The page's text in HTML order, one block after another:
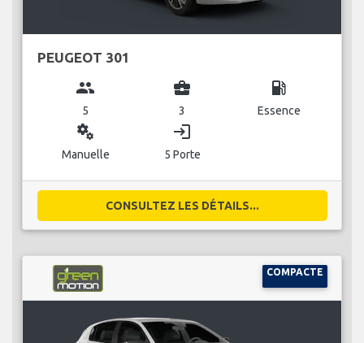
PEUGEOT 301
group
5
business_center
3
local_gas_station
Essence
miscellaneous_services
Manuelle
login
5 Porte
CONSULTEZ LES DÉTAILS...
COMPACTE